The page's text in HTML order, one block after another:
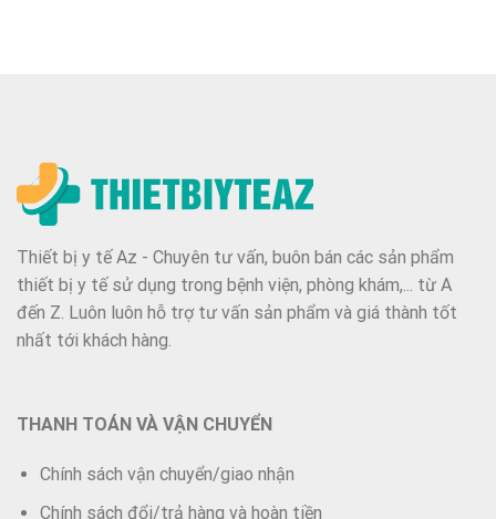
Thiết bị y tế Az - Chuyên tư vấn, buôn bán các sản phẩm
thiết bị y tế sử dụng trong bệnh viện, phòng khám,... từ A
đến Z. Luôn luôn hỗ trợ tư vấn sản phẩm và giá thành tốt
nhất tới khách hàng.
THANH TOÁN VÀ VẬN CHUYỂN
Chính sách vận chuyển/giao nhận
Chính sách đổi/trả hàng và hoàn tiền